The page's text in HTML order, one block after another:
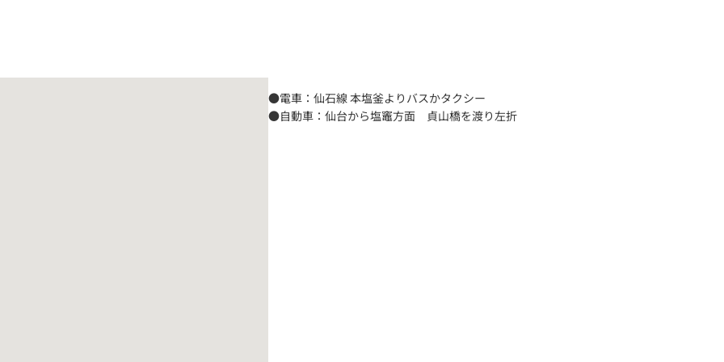
●電車：仙石線 本塩釜よりバスかタクシー
●自動車：仙台から塩竈方面 貞山橋を渡り左折